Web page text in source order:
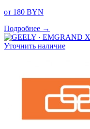
от 180 BYN
Подробнее →
Уточнить наличие